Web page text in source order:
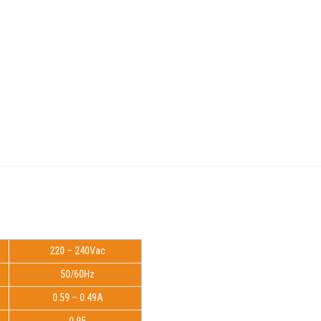
220 – 240Vac
50/60Hz
0.59 – 0.49A